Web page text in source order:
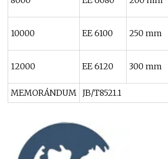
10000 EE 6100 250 mm
12000 EE 6120 300 mm
MEMORÁNDUM JB/T8521.1